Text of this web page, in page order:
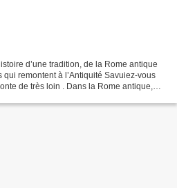
d’une tradition, de la Rome antique
remontent à l’Antiquité Savuiez-vous
de très loin . Dans la Rome antique,